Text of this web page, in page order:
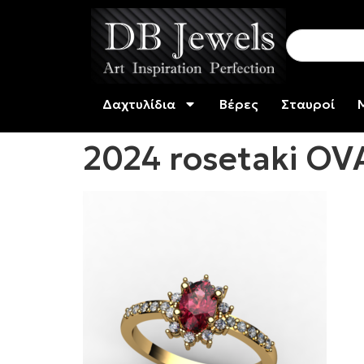
Δαχτυλίδια Βέρες Σταυροί
2024 rosetaki